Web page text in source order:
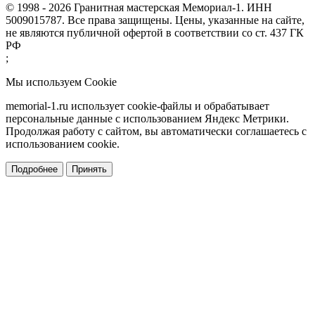
© 1998 - 2026 Гранитная мастерская Мемориал-1. ИНН
5009015787. Все права защищены. Цены, указанные на сайте,
не являются публичной офертой в соответствии со ст. 437 ГК
РФ
;
Мы используем Cookie
memorial-1.ru использует cookie-файлы и обрабатывает
персональные данные с использованием Яндекс Метрики.
Продолжая работу с сайтом, вы автоматически соглашаетесь с
использованием cookie.
Подробнее Принять